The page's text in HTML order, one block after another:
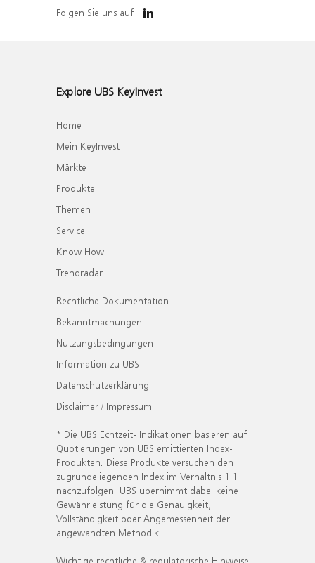
Folgen Sie uns auf
Explore UBS KeyInvest
Home
Mein KeyInvest
Märkte
Produkte
Themen
Service
Know How
Trendradar
Rechtliche Dokumentation
Bekanntmachungen
Nutzungsbedingungen
Information zu UBS
Datenschutzerklärung
Disclaimer / Impressum
* Die UBS Echtzeit- Indikationen basieren auf
Quotierungen von UBS emittierten Index-
Produkten. Diese Produkte versuchen den
zugrundeliegenden Index im Verhältnis 1:1
nachzufolgen. UBS übernimmt dabei keine
Gewährleistung für die Genauigkeit,
Vollständigkeit oder Angemessenheit der
angewandten Methodik.